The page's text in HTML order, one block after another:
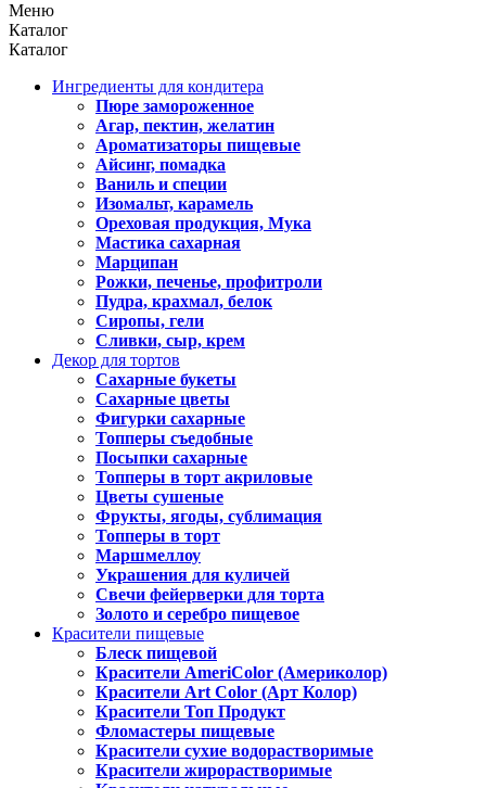
Меню
Каталог
Каталог
Ингредиенты для кондитера
Пюре замороженное
Агар, пектин, желатин
Ароматизаторы пищевые
Айсинг, помадка
Ваниль и специи
Изомальт, карамель
Ореховая продукция, Мука
Мастика сахарная
Марципан
Рожки, печенье, профитроли
Пудра, крахмал, белок
Сиропы, гели
Сливки, сыр, крем
Декор для тортов
Сахарные букеты
Сахарные цветы
Фигурки сахарные
Топперы съедобные
Посыпки сахарные
Топперы в торт акриловые
Цветы сушеные
Фрукты, ягоды, сублимация
Топперы в торт
Маршмеллоу
Украшения для куличей
Свечи фейерверки для торта
Золото и серебро пищевое
Красители пищевые
Блеск пищевой
Красители AmeriColor (Америколор)
Красители Art Color (Арт Колор)
Красители Топ Продукт
Фломастеры пищевые
Красители сухие водорастворимые
Красители жирорастворимые